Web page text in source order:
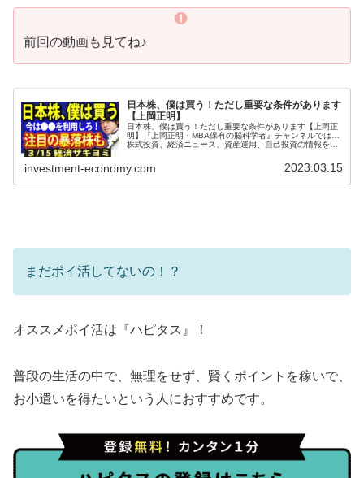
前回の動画も見てね♪
日本株、僕は買う！ただし重要な条件があります
【上岡正明】
日本株、僕は買う！ただし重要な条件があります【上岡正
明】『上岡正明・MBA保有の脳科学者』チャンネルでは…
株式投資、経済ニュース、資産運用、自己投資の情報をお
investment-economy.com 2023.03.15
まだポイ活してないの！？
オススメポイ活は『ハピタス』！
普段の生活の中で、無理をせず、賢くポイントを稼いで、
お小遣いを得たいという人におすすめです。